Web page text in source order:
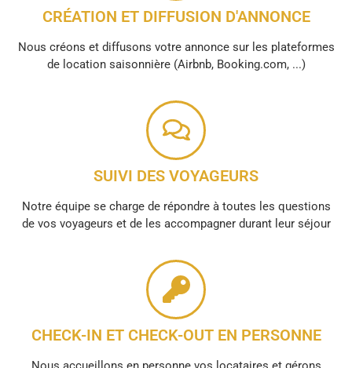
CRÉATION ET DIFFUSION D'ANNONCE
Nous créons et diffusons votre annonce sur les plateformes
de location saisonnière (Airbnb, Booking.com, ...)
SUIVI DES VOYAGEURS
Notre équipe se charge de répondre à toutes les questions
de vos voyageurs et de les accompagner durant leur séjour
CHECK-IN ET CHECK-OUT EN PERSONNE